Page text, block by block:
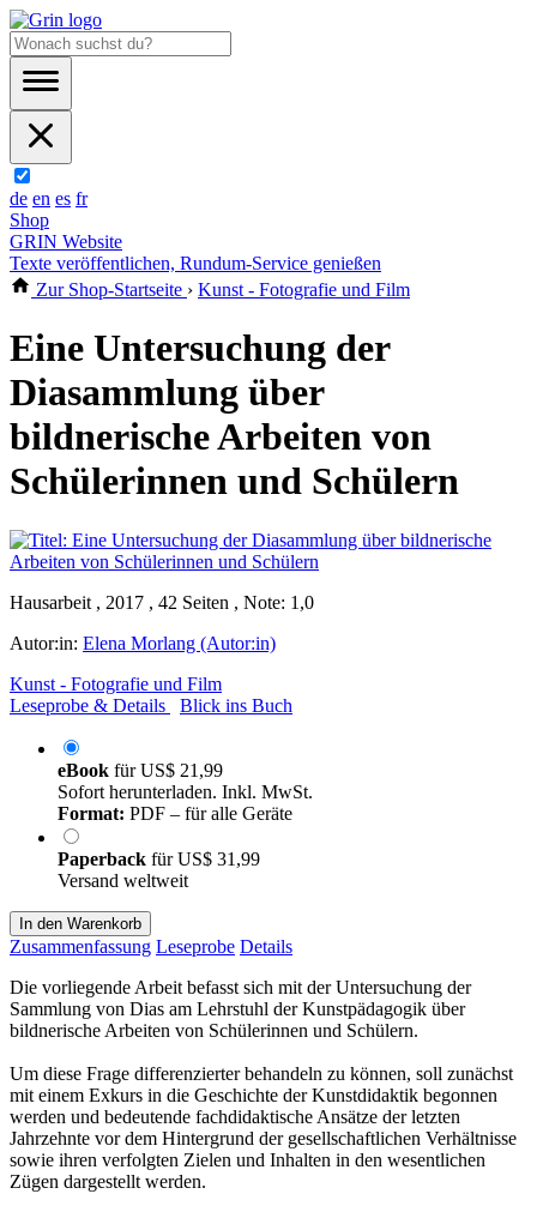
de en es fr
Shop
GRIN Website
Texte veröffentlichen, Rundum-Service genießen
Zur Shop-Startseite › Kunst - Fotografie und Film
Eine Untersuchung der
Diasammlung über
bildnerische Arbeiten von
Schülerinnen und Schülern
Hausarbeit , 2017 , 42 Seiten , Note: 1,0
Autor:in: Elena Morlang (Autor:in)
Kunst - Fotografie und Film
Leseprobe & Details
Blick ins Buch
eBook fürUS$ 21,99
Sofort herunterladen. Inkl. MwSt.
Format: PDF – für alle Geräte
Paperback fürUS$ 31,99
Versand weltweit
In den Warenkorb
Zusammenfassung Leseprobe Details
Die vorliegende Arbeit befasst sich mit der Untersuchung der
Sammlung von Dias am Lehrstuhl der Kunstpädagogik über
bildnerische Arbeiten von Schülerinnen und Schülern.
Um diese Frage differenzierter behandeln zu können, soll zunächst
mit einem Exkurs in die Geschichte der Kunstdidaktik begonnen
werden und bedeutende fachdidaktische Ansätze der letzten
Jahrzehnte vor dem Hintergrund der gesellschaftlichen Verhältnisse
sowie ihren verfolgten Zielen und Inhalten in den wesentlichen
Zügen dargestellt werden.